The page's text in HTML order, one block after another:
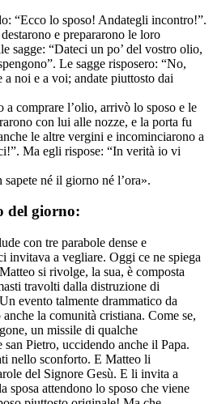
“Ecco lo sposo! Andategli incontro!”.
e prepararono le loro
sagge: “Dateci un po’ del vostro olio,
Le sagge risposero: “No,
a noi e a voi; andate piuttosto dai
a comprare l’olio, arrivò lo sposo e le
con lui alle nozze, e la porta fu
le altre vergini e incominciarono a
Ma egli rispose: “In verità io vi
né il giorno né l’ora».
del giorno:
con tre parabole dense e
invitava a vegliare. Oggi ce ne spiega
si rivolge, la sua, è composta
travolti dalla distruzione di
evento talmente drammatico da
la comunità cristiana. Come se,
un missile di qualche
san Pietro, uccidendo anche il Papa.
nello sconforto. E Matteo li
del Signore Gesù. E li invita a
sposa attendono lo sposo che viene